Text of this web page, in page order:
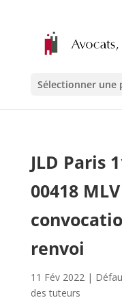
Sélectionner une
JLD Paris
00418
renvoi
11 Fév 2022|
des tuteurs